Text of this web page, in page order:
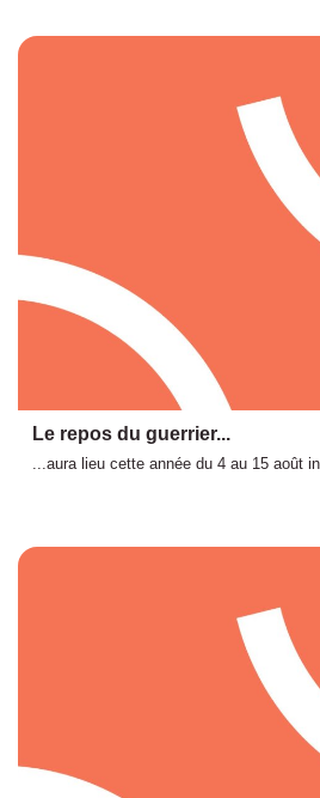
Le repos du guerrier...
...aura lieu cette année du 4 au 15 août